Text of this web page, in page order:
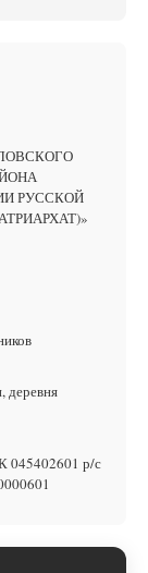
РУССКОЙ
деревня
045402601 р/с